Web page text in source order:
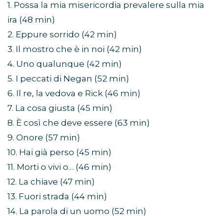
1. Possa la mia misericordia prevalere sulla mia
ira (48 min)
2. Eppure sorrido (42 min)
3. Il mostro che è in noi (42 min)
4. Uno qualunque (42 min)
5. I peccati di Negan (52 min)
6. Il re, la vedova e Rick (46 min)
7. La cosa giusta (45 min)
8. È così che deve essere (63 min)
9. Onore (57 min)
10. Hai già perso (45 min)
11. Morti o vivi o… (46 min)
12. La chiave (47 min)
13. Fuori strada (44 min)
14. La parola di un uomo (52 min)